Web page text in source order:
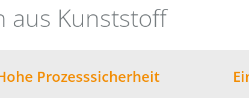
aus Kunststoff
Prozesssicherheit